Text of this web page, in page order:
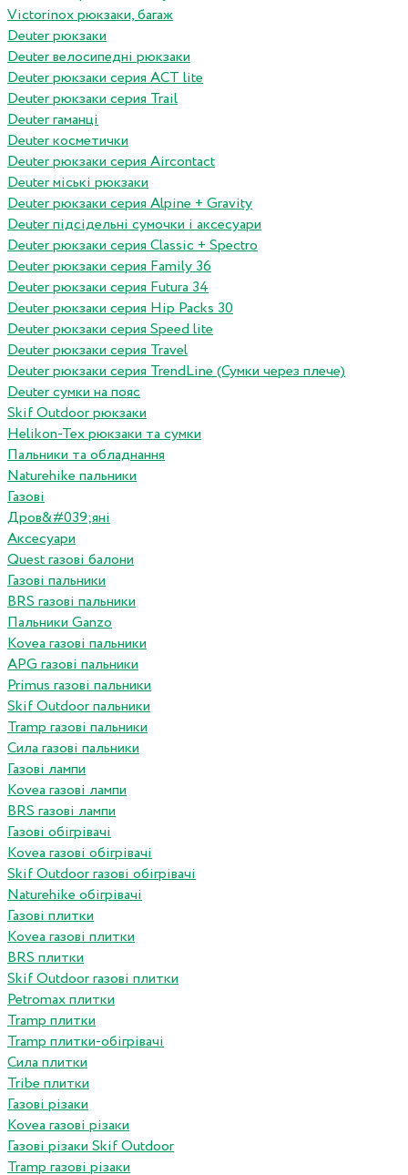
Victorinox рюкзаки, багаж
Deuter рюкзаки
Deuter велосипедні рюкзаки
Deuter рюкзаки серия ACT lite
Deuter рюкзаки серия Trail
Deuter гаманці
Deuter косметички
Deuter рюкзаки серия Aircontact
Deuter міські рюкзаки
Deuter рюкзаки серия Alpine + Gravity
Deuter підсідельні сумочки і аксесуари
Deuter рюкзаки серия Classic + Spectro
Deuter рюкзаки серия Family 36
Deuter рюкзаки серия Futura 34
Deuter рюкзаки серия Hip Packs 30
Deuter рюкзаки серия Speed lite
Deuter рюкзаки серия Travel
Deuter рюкзаки серия TrendLine (Сумки через плече)
Deuter сумки на пояс
Skif Outdoor рюкзаки
Helikon-Tex рюкзаки та сумки
Пальники та обладнання
Naturehike пальники
Газові
Дров&#039;яні
Аксесуари
Quest газові балони
Газові пальники
BRS газові пальники
Пальники Ganzo
Kovea газові пальники
APG газові пальники
Primus газові пальники
Skif Outdoor пальники
Tramp газові пальники
Сила газові пальники
Газові лампи
Kovea газові лампи
BRS газові лампи
Газові обігрівачі
Kovea газові обігрівачі
Skif Outdoor газові обігрівачі
Naturehike обігрівачі
Газові плитки
Kovea газові плитки
BRS плитки
Skif Outdoor газові плитки
Petromax плитки
Tramp плитки
Tramp плитки-обігрівачі
Сила плитки
Tribe плитки
Газові різаки
Kovea газові різаки
Газові різаки Skif Outdoor
Tramp газові різаки